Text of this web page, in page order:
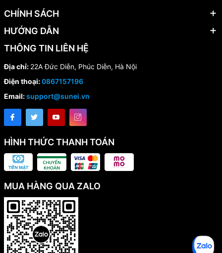
CHÍNH SÁCH
HƯỚNG DẪN
THÔNG TIN LIÊN HỆ
Địa chỉ: 22A Đức Diễn, Phúc Diễn, Hà Nội
Điện thoại:0867157196
Email:support@sunei.vn
HÌNH THỨC THANH TOÁN
MUA HÀNG QUA ZALO